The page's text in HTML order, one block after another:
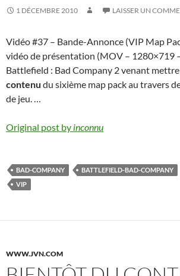
1 DÉCEMBRE 2010 LAISSER UN
Vidéo #37 – Bande-Annonce (VIP Map
vidéo de présentation (MOV – 1280×719
Battlefield : Bad Company 2 venant
contenu du sixième map pack au travers
de jeu. …
Original post by inconnu
BAD-COMPANY BATTLEFIELD-BAD-COMPANY
VIP
WWW.JVN.COM